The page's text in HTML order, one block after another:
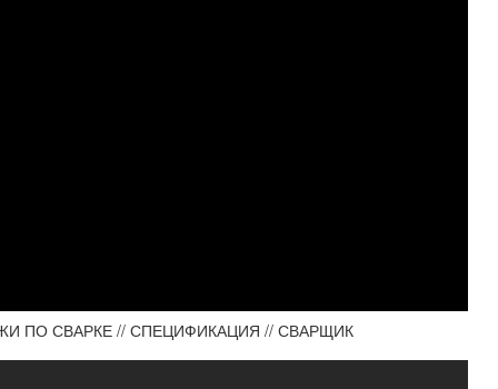
ПО СВАРКЕ // СПЕЦИФИКАЦИЯ // СВАРЩИК